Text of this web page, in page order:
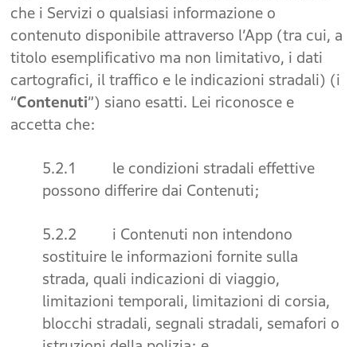
che i Servizi o qualsiasi informazione o
contenuto disponibile attraverso l’App (tra cui, a
titolo esemplificativo ma non limitativo, i dati
cartografici, il traffico e le indicazioni stradali) (i
“Contenuti”) siano esatti. Lei riconosce e
accetta che:
5.2.1 le condizioni stradali effettive
possono differire dai Contenuti;
5.2.2 i Contenuti non intendono
sostituire le informazioni fornite sulla
strada, quali indicazioni di viaggio,
limitazioni temporali, limitazioni di corsia,
blocchi stradali, segnali stradali, semafori o